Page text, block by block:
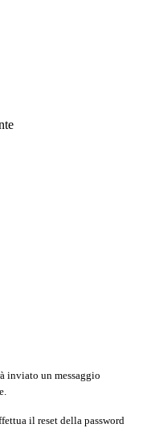
inviato un messaggio
il reset della password